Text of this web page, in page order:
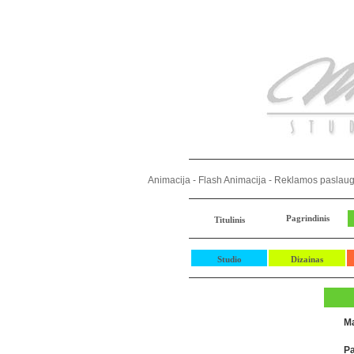
Animacija - Flash Animacija - Reklamos
Titulinis Pagrindinis
Studio Dizainas